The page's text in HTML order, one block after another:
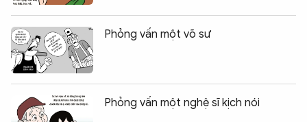
Phỏng vấn một võ sư
Phỏng vấn một nghệ sĩ kịch nói